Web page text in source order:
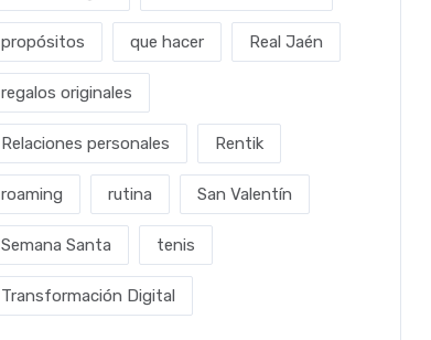
propósitos que hacer Real Jaén
regalos originales
Relaciones personales Rentik
roaming rutina San Valentín
Semana Santa tenis
Transformación Digital